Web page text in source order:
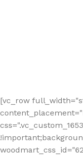
[vc_row